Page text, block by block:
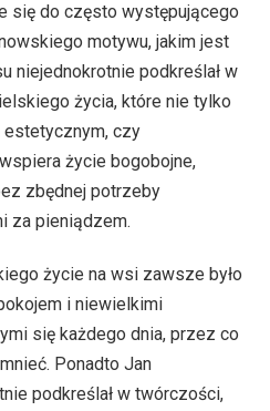
się do często występującego
motywu, jakim jest
niejednokrotnie podkreślał w
życia, które nie tylko
czy
życie bogobojne,
zbędnej potrzeby
za pieniądzem.
życie na wsi zawsze było
i niewielkimi
się każdego dnia, przez co
Ponadto Jan
podkreślał w twórczości,